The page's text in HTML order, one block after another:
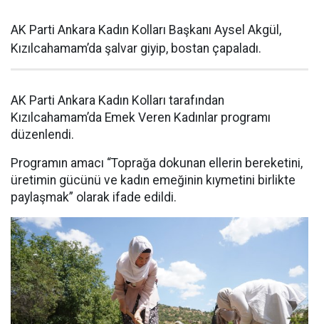
AK Parti Ankara Kadın Kolları Başkanı Aysel Akgül,
Kızılcahamam’da şalvar giyip, bostan çapaladı.
AK Parti Ankara Kadın Kolları tarafından
Kızılcahamam’da Emek Veren Kadınlar programı
düzenlendi.
Programın amacı “Toprağa dokunan ellerin bereketini,
üretimin gücünü ve kadın emeğinin kıymetini birlikte
paylaşmak” olarak ifade edildi.